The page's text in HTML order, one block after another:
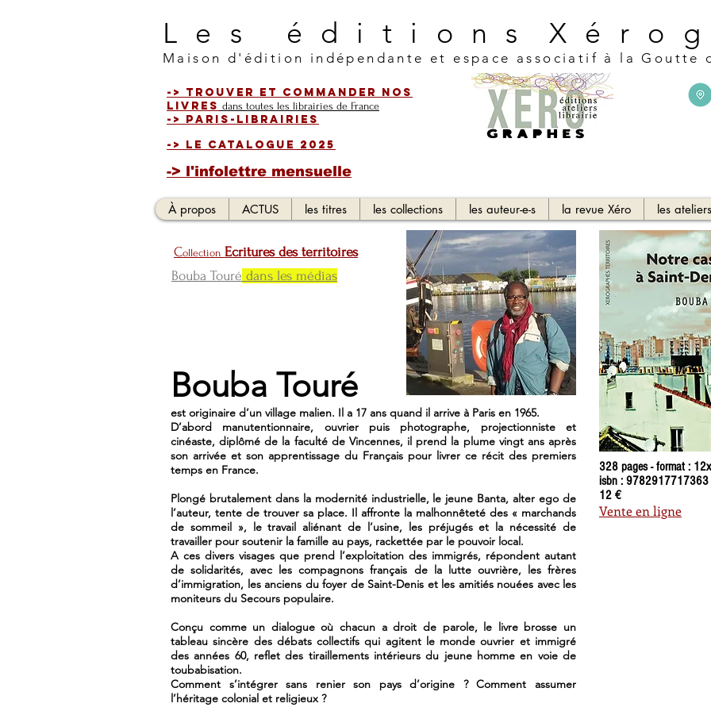
L e s é d i t i o n s X é r o g
Maison d'édition indépendante et espace associatif à la Goutte
-> Trouver et commander nos
livres dans toutes les librairies de France
-> Paris-librairies
-> Le catalogue 2025
-> l'infolettre mensuelle
À propos ACTUS les titres les collections les auteur-e-s la revue Xéro les ateliers
Bouba Touré
est originaire d’un village malien. Il a 17 ans quand il arrive à Paris en 1965.
D’abord manutentionnaire, ouvrier puis photographe, projectionniste et
cinéaste, diplômé de la faculté de Vincennes, il prend la plume vingt ans après
son arrivée et son apprentissage du Français pour livrer ce récit des premiers
temps en France.
Plongé brutalement dans la modernité industrielle, le jeune Banta, alter ego de
l’auteur, tente de trouver sa place. Il affronte la malhonnêteté des « marchands
de sommeil », le travail aliénant de l’usine, les préjugés et la nécessité de
travailler pour soutenir la famille au pays, rackettée par le pouvoir local.
A ces divers visages que prend l’exploitation des immigrés, répondent autant
de solidarités, avec les compagnons français de la lutte ouvrière, les frères
d’immigration, les anciens du foyer de Saint-Denis et les amitiés nouées avec les
moniteurs du Secours populaire.
Conçu comme un dialogue où chacun a droit de parole, le livre brosse un
tableau sincère des débats collectifs qui agitent le monde ouvrier et immigré
des années 60, reflet des tiraillements intérieurs du jeune homme en voie de
toubabisation.
Comment s’intégrer sans renier son pays d’origine ? Comment assumer
l’héritage colonial et religieux ?
Bouba Touré dans les médias
Collection Ecritures des territoires
328 pages - format :
isbn : 9782917717363
12 €
Vente en ligne